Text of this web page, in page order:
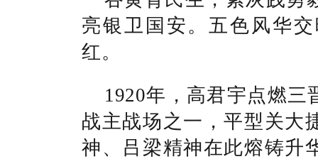
亮银卫国安。五色风华
红。
1920年，高君宇点燃
战主战场之一，平型关大
神、吕梁精神在此熔铸升